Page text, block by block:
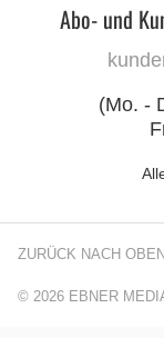
Abo- und
(Mo. -
© 2026 EBNER
ZURÜCK NACH